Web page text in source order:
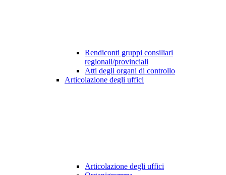
Rendiconti gruppi consiliari
regionali/provinciali
Atti degli organi di controllo
Articolazione degli uffici
Articolazione degli uffici